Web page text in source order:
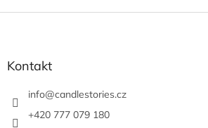
Z
Kontakt
info@candlestories.cz
+420 777 079 180